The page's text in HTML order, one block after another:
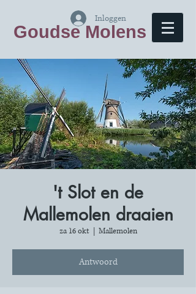
Goudse Molens
Inloggen
't Slot en de
Mallemolen draaien
za 16 okt
  |
Mallemolen
Antwoord